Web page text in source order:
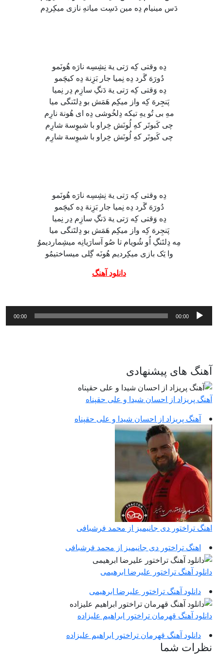
دَس مینیام دِه مین دَسِت میاتهِ نازی میکِردِم
دِه وقتی کِه رَتی یهَ نِشِسِه نارَه هُونَمو
دُورَهَ گَرد دِه نِمیا جار بَزِنهَ دِه کیچَمو
دِه وَقتی کِه رَتی یهَ دَنگِ سازِم دِر نِمیا
پَنجِرهَ کِه واز میکِم هَمَش بو دِلتَنگی میا
مهِ بی تُو یهِ تیکه دِلخُوشی دِه ای هُونهَ نارِم
چی کَبوتَر کهِ لُونَش خِراو با شیوِسهَ شارِم
چی کَبوتَر کهِ لُونَش خِراو با شیوِسهَ شارِم
دِه وقتی کِه رَتی یهَ نِشِسِه نارَه هُونَمو
دُورَهَ گَرد دِه نِمیا جار بَزِنهَ دِه کیچَمو
دِه وَقتی کِه رَتی یهَ دَنگِ سازِم دِر نِمیا
پَنجِرهَ کِه واز میکِم هَمَش بو دِلتَنگی میا
مِه دِلتَنگِ اُو شُویام تا صُو آسارَیانِه میشِماردیموُ
وا یَک بازی میکِردیم هُونَه گِلی میساختیمُو
دانلود آهنگ
پخش‌کننده
صوت
00:00
00:00
آهنگ های پیشنهادی
آهنگ پریزاد از احسان شیدا و علی حقپناه
آهنگ پریزاد از احسان شیدا و علی حقپناه
اهنگ تراختور دی جانیمیز از محمد فرشبافی
اهنگ تراختور دی جانیمیز از محمد فرشبافی
دانلود آهنگ تراختور علیرضا ابرهیمی
دانلود آهنگ تراختور علیرضا ابرهیمی
دانلود آهنگ قهرمان تراختور ابراهیم علیزاده
دانلود آهنگ قهرمان تراختور ابراهیم علیزاده
نظرات شما